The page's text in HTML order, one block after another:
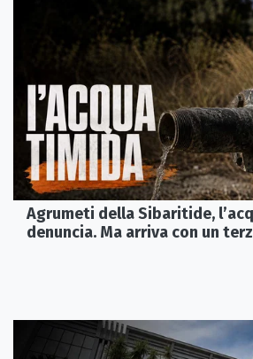
Agrumeti della Sibaritide,
denuncia. Ma arriva con un